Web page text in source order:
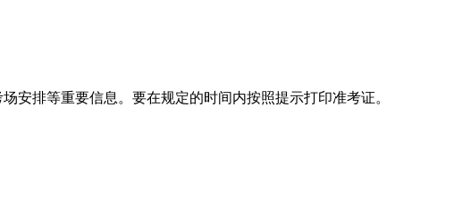
安排等重要信息。要在规定的时间内按照提示打印准考证。